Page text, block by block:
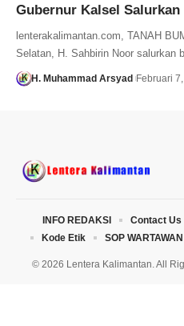
Gubernur Kalsel Salurkan
lenterakalimantan.com, TANAH
Selatan, H. Sahbirin Noor salurkan
H. Muhammad Arsyad Februari
© 2026 Lentera Kalimantan. All
INFO REDAKSI Contact Us
Kode Etik
SOP WARTAWAN